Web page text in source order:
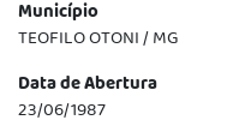
Município
TEOFILO OTONI / MG
Data de Abertura
23/06/1987